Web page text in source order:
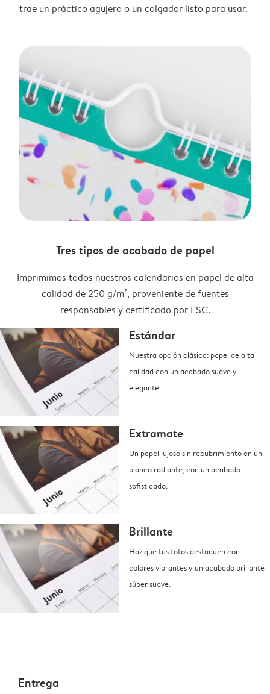
trae un práctico agujero o un colgador listo para usar.
Tres tipos de acabado de papel
Imprimimos todos nuestros calendarios en papel de alta
calidad de 250 g/m², proveniente de fuentes
responsables y certificado por FSC.
Estándar
Nuestra opción clásica: papel de alta
calidad con un acabado suave y
elegante.
Extramate
Un papel lujoso sin recubrimiento en un
blanco radiante, con un acabado
sofisticado.
Brillante
Haz que tus fotos destaquen con
colores vibrantes y un acabado brillante
súper suave.
Entrega